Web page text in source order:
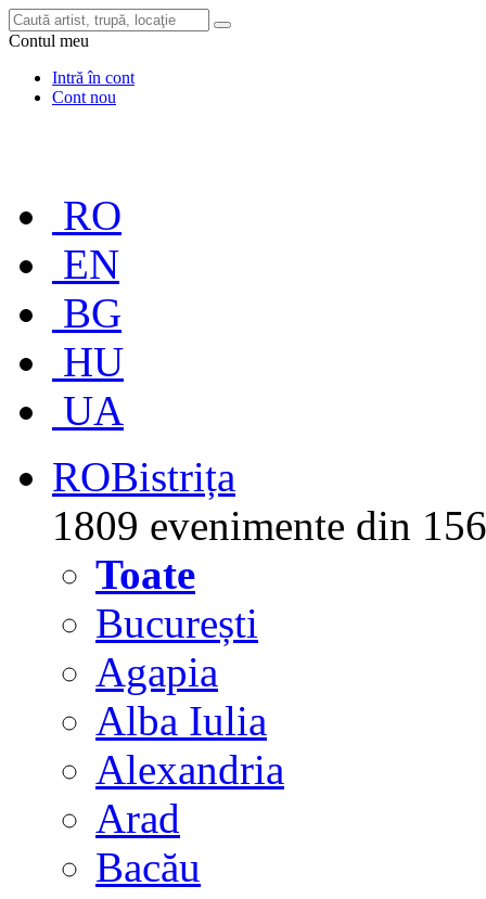
Contul meu
Intră în cont
Cont nou
RO
EN
BG
HU
UA
ROBistrița
1809 evenimente din
Toate
București
Agapia
Alba Iulia
Alexandria
Arad
Bacău